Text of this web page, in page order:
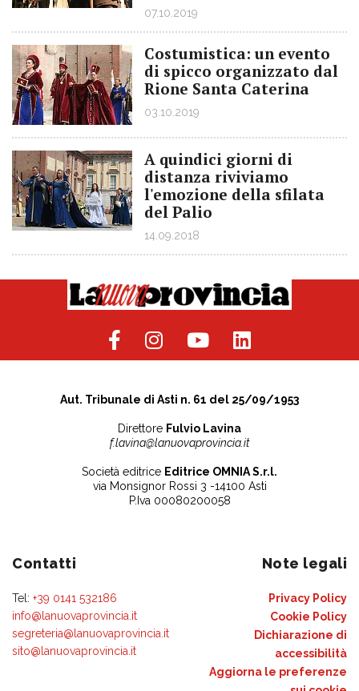
07.10.2019
Costumistica: un evento
di spicco organizzato dal
Rione Santa Caterina
03.10.2019
A quindici giorni di
distanza riviviamo
l'emozione della sfilata
del Palio
14.09.2018
Aut. Tribunale di Asti n. 61 del 25/09/1953
Direttore Fulvio Lavina
f.lavina@lanuovaprovincia.it
Società editrice Editrice OMNIA S.r.l.
via Monsignor Rossi 3 -14100 Asti
P.Iva 00080200058
Contatti
Tel: +39 0141 532186
info@lanuovaprovincia.it
segreteria@lanuovaprovincia.it
sito@lanuovaprovincia.it
Note legali
Privacy Policy
Cookie Policy
Dichiarazione di
accessibilità
Aggiorna le preferenze